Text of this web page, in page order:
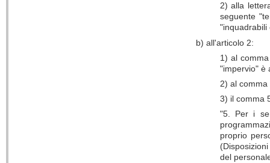
2) alla
seguente
"inquadrabili
b) all'articolo 2:
1) al
"impervio" è
2) al
3) il comma
"5. Per i
proprio
del